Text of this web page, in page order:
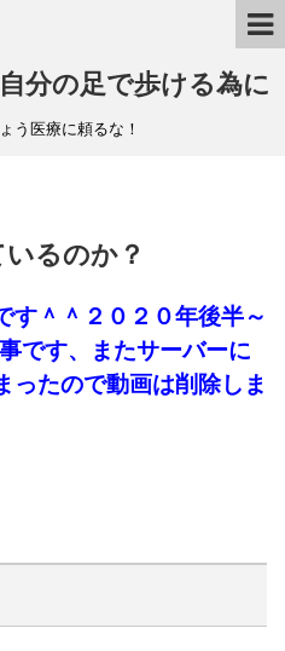
分の足で歩ける為に
う医療に頼るな！
るのか？
す＾＾２０２０年後半～
です、またサーバーに
ったので動画は削除しま